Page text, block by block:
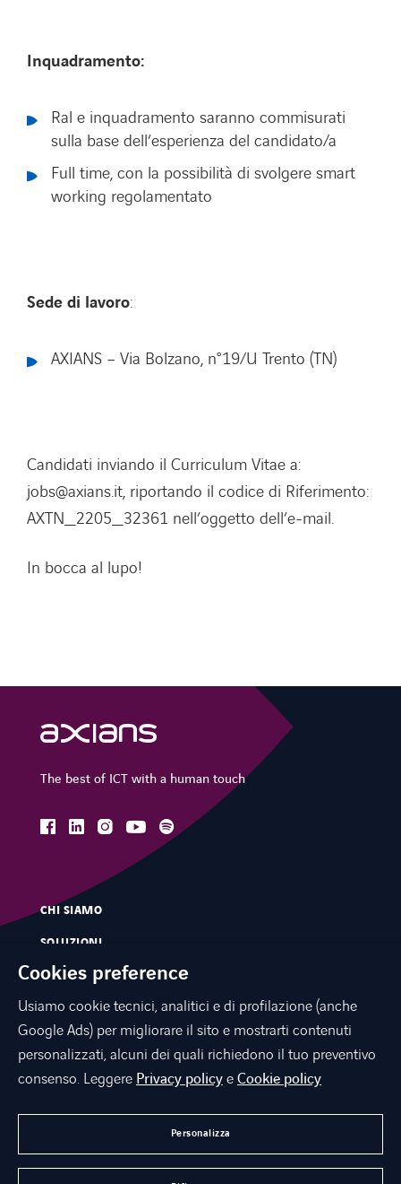
Inquadramento:
Ral e inquadramento saranno commisurati
sulla base dell’esperienza del candidato/a
Full time, con la possibilità di svolgere smart
working regolamentato
Sede di lavoro:
AXIANS – Via Bolzano, n°19/U Trento (TN)
Candidati inviando il Curriculum Vitae a:
jobs@axians.it, riportando il codice di Riferimento:
AXTN_2205_32361 nell’oggetto dell’e-mail.
In bocca al lupo!
The best of ICT with a human touch
facebooklinkedininstagramyoutube
spotify
CHI SIAMO
SOLUZIONI
SERVIZI
MERCATI
INNOVAZIONE
CONTATTI
Cookies preference
Usiamo cookie tecnici, analitici e di profilazione (anche
Google Ads) per migliorare il sito e mostrarti contenuti
personalizzati, alcuni dei quali richiedono il tuo preventivo
consenso. Leggere Privacy policyeCookie policy
Personalizza